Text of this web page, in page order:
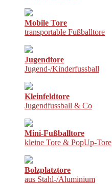
Mobile Tore
transportable Fußballtore
Jugendtore
Jugend-/Kinderfussball
Kleinfeldtore
Jugendfussball & Co
Mini-Fußballtore
kleine Tore & PopUp-Tore
Bolzplatztore
aus Stahl-/Aluminium